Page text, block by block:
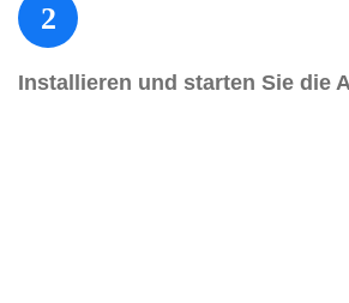
2
Installieren und starten Sie die